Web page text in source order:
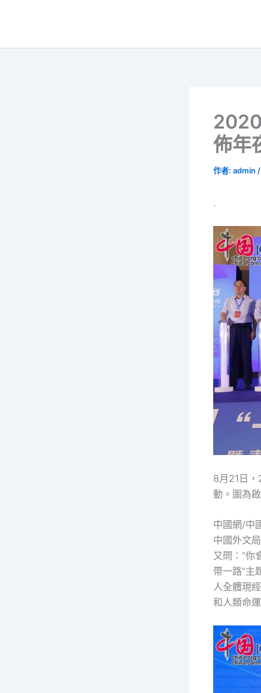
佈年
作者: admin /
.
8月21日，
動。圖為
中國網/中
中國外文
又問：“你
帶一路”主
人全體現
和人類命